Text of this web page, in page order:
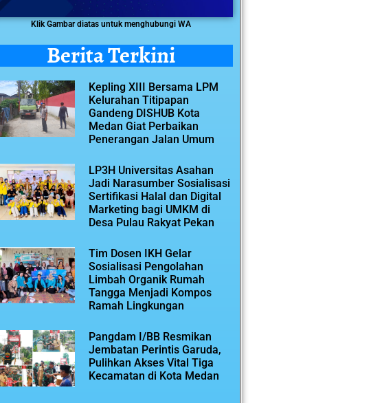
Klik Gambar diatas untuk menghubungi WA
Berita Terkini
Kepling XIII Bersama LPM
Kelurahan Titipapan
Gandeng DISHUB Kota
Medan Giat Perbaikan
Penerangan Jalan Umum
LP3H Universitas Asahan
Jadi Narasumber Sosialisasi
Sertifikasi Halal dan Digital
Marketing bagi UMKM di
Desa Pulau Rakyat Pekan
Tim Dosen IKH Gelar
Sosialisasi Pengolahan
Limbah Organik Rumah
Tangga Menjadi Kompos
Ramah Lingkungan
Pangdam I/BB Resmikan
Jembatan Perintis Garuda,
Pulihkan Akses Vital Tiga
Kecamatan di Kota Medan